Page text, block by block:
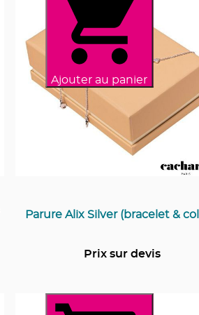
Ajouter au panier
Parure Alix Silver (bracelet &
Prix sur devis